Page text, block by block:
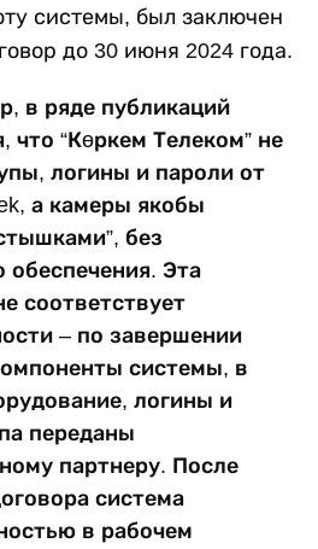
системы, был заключен
до 30 июня 2024 года.
в ряде публикаций
что “Көркем Телеком” не
логины и пароли от
а камеры якобы
без
обеспечения. Эта
соответствует
– по завершении
системы, в
логины и
переданы
партнеру. После
система
в рабочем